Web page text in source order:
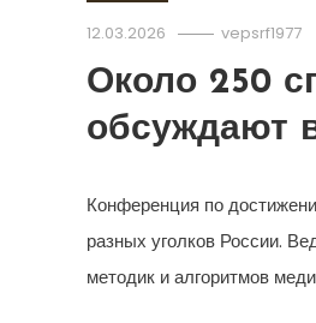
12.03.2026 vepsrf1977
Около 250
обсуждают
Конференция по
разных уголков России.
методик и алгоритмов